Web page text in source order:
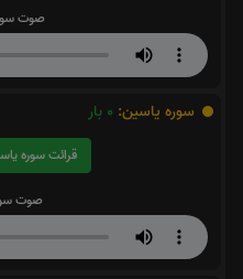
صوت
سوره یاسین: 0 بار
قرائت سوره یاسین را تقبل میکنم
صوت